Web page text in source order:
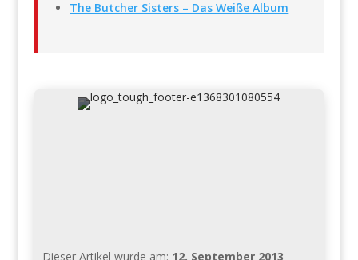
The Butcher Sisters – Das Weiße Album
Dieser Artikel wurde am: 12. September 2013